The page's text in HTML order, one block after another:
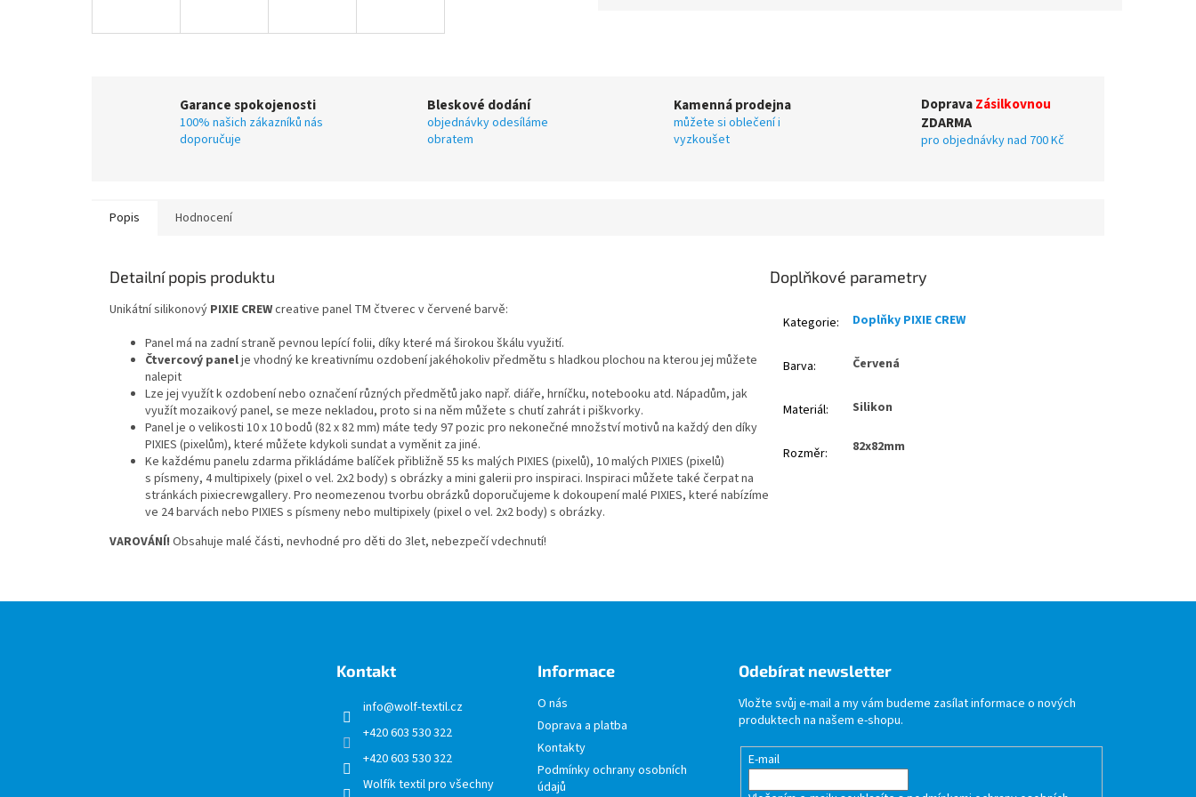
Garance spokojenosti
100% našich zákazníků nás
doporučuje
Bleskové dodání
objednávky odesíláme
obratem
Kamenná prodejna
můžete si oblečení i
vyzkoušet
DopravaZásilkovnou
ZDARMA
pro objednávky nad 700 Kč
Popis Hodnocení
Detailní popis produktu
Unikátní silikonový PIXIE CREWcreative panel TM čtverec v červené barvě:
Panel má na zadní straně pevnou lepící folii, díky které má širokou škálu využití.
Čtvercový panelje vhodný ke kreativnímu ozdobení jakéhokoliv předmětu s hladkou plochou na kterou jej můžete
nalepit
Lze jej využít k ozdobení nebo označení různých předmětů jako např. diáře, hrníčku, notebooku atd. Nápadům, jak
využít mozaikový panel, se meze nekladou, proto si na něm můžete s chutí zahrát i piškvorky.
Panel je o velikosti 10 x 10 bodů (82 x 82 mm) máte tedy 97 pozic pro nekonečné množství motivů na každý den díky
PIXIES (pixelům), které můžete kdykoli sundat a vyměnit za jiné.
Ke každému panelu zdarma přikládáme balíček přibližně 55 ks malých PIXIES (pixelů), 10 malých PIXIES (pixelů)
s písmeny, 4 multipixely (pixel o vel. 2x2 body) s obrázky a mini galerii pro inspiraci. Inspiraci můžete také čerpat na
stránkách pixiecrewgallery. Pro neomezenou tvorbu obrázků doporučujeme k dokoupení malé PIXIES, které nabízíme
ve 24 barvách nebo PIXIES s písmeny nebo multipixely (pixel o vel. 2x2 body) s obrázky.
VAROVÁNÍ! Obsahuje malé části, nevhodné pro děti do 3let, nebezpečí vdechnutí!
Doplňkové parametry
Kategorie: Doplňky PIXIE CREW
Barva: Červená
Materiál: Silikon
Rozměr: 82x82mm
Kontakt
info@wolf-textil.cz
+420 603 530 322
+420 603 530 322
Wolfík textil pro všechny
Informace
O nás
Doprava a platba
Kontakty
Podmínky ochrany osobních
údajů
Odebírat newsletter
Vložte svůj e-mail a my vám budeme zasílat informace o nových
produktech na našem e-shopu.
E-mail